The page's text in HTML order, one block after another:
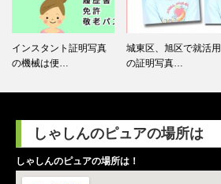
インスタント証明写真
の機械は便…
城東区、旭区で就活用
の証明写真…
しゃしんのピュアの場所は
しゃしんのピュアの場所は！